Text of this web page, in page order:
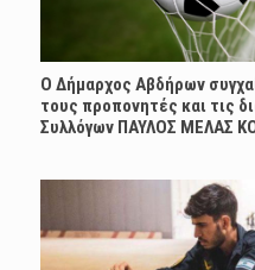
Ο Δήμαρχος Αβδήρων
τους προπονητές και τις
Συλλόγων ΠΑΥΛΟΣ ΜΕΛΑΣ